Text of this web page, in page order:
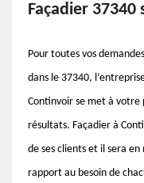
Façadier
Pour toutes vos
dans le 37340,
Continvoir se met à votre
résultats. Façadier à
de ses clients et il sera
rapport au besoin de